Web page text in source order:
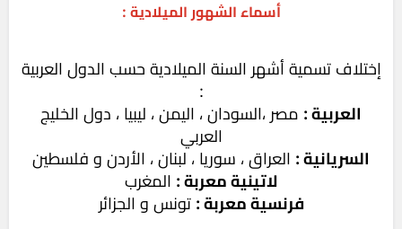
أسماء الشهور الميلادية :
إختلاف تسمية أشهر السنة الميلادية حسب الدول العربية
:
العربية : مصر ،السودان ، اليمن ، ليبيا ، دول الخليج
العربي
السريانية : العراق ، سوريا ، لبنان ، الأردن و فلسطين
لاتينية معربة : المغرب
فرنسية معربة : تونس و الجزائر